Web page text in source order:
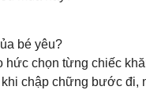
bé yêu?
hức chọn từng chiếc
chập chững bước